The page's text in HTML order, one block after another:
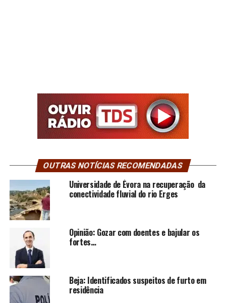
OUTRAS NOTÍCIAS RECOMENDADAS
Universidade de Évora na recuperação da
conectividade fluvial do rio Erges
Opinião: Gozar com doentes e bajular os
fortes…
Beja: Identificados suspeitos de furto em
residência